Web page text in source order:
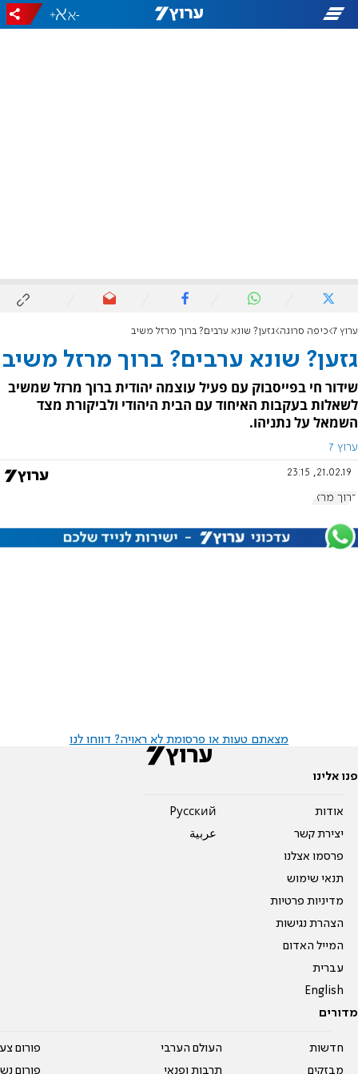
-
+
ערוץ 7 כיפה סרוגה גזען? שונא ערבים? ברוך מרזל משיב
גזען? שונא ערבים? ברוך מרזל משיב
שידור חי בפייסבוק עם פעיל עוצמה יהודית ברוך מרזל שמשיב
לשאלות בעקבות האיחוד עם הבית היהודי ולביקורת מצד
השמאל על נתניהו.
ערוץ 7
21.02.19, 23:15
ברוך מרזל
מצאתם טעות או פרסומת לא ראויה? דווחו לנו
פנו אלינו
אודות
יצירת קשר
פרסמו אצלנו
תנאי שימוש
מדיניות פרטיות
הצהרת נגישות
המייל האדום
עברית
English
Pусский
عربية
מדורים
חדשות
מבזקים
העולם הערבי
תרבות ופנאי
פורום
פורום